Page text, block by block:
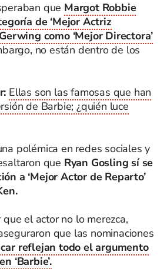
que Margot Robbie
de ‘Mejor Actriz
como ‘Mejor Directora’
no están dentro de los
Ellas son las famosas que han
de Barbie; ¿quién luce
polémica en redes sociales y
que Ryan Gosling sí se
a ‘Mejor Actor de Reparto’
el actor no lo merezca,
que las nominaciones
reflejan todo el argumento
‘Barbie’.